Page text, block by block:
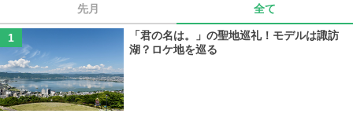
先月 全て
「君の名は。」の聖地巡礼！モデルは諏訪
湖？ロケ地を巡る